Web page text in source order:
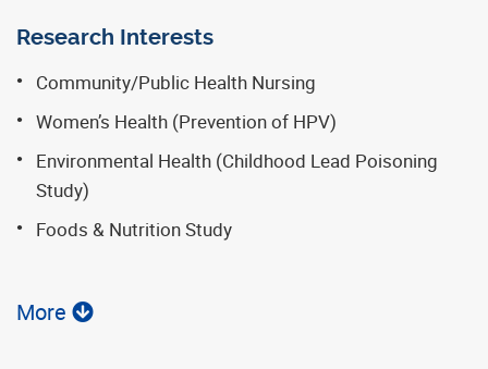
Research Interests
Community/Public Health Nursing
Women’s Health (Prevention of HPV)
Environmental Health (Childhood Lead Poisoning
Study)
Foods & Nutrition Study
More